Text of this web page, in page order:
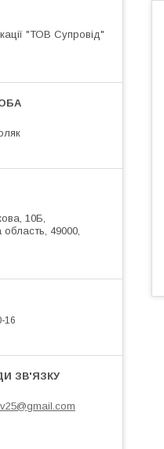
"ТОВ Супровід"
10Б,
область, 49000,
16